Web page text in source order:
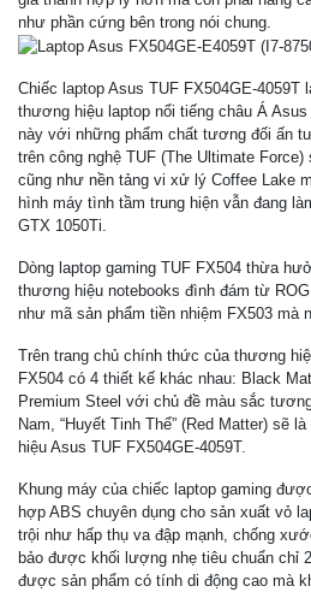
như phần cứng bên trong nói chung.
Chiếc laptop Asus TUF FX504GE-4059T
thương hiệu laptop nổi tiếng châu Á
này với những phẩm chất tương đối ấn
trên công nghệ TUF (The Ultimate
cũng như nền tảng vi xử lý Coffee Lake
hình máy tình tầm trung hiện vẫn đang
GTX 1050Ti.
Dòng laptop gaming TUF FX504 thừa
thương hiệu notebooks đình đám từ
như mã sản phẩm tiền nhiệm FX503 mà
Trên trang chủ chính thức của thương
FX504 có 4 thiết kế khác nhau: Black
Premium Steel với chủ đề màu sắc
Nam, “Huyết Tinh Thể” (Red Matter) sẽ
hiệu Asus TUF FX504GE-4059T.
Khung máy của chiếc laptop gaming
hợp ABS chuyên dụng cho sản xuất vỏ
trội như hấp thụ va đập mạnh, chống
bảo được khối lượng nhẹ tiêu chuẩn chỉ
được sản phẩm có tính di động cao mà